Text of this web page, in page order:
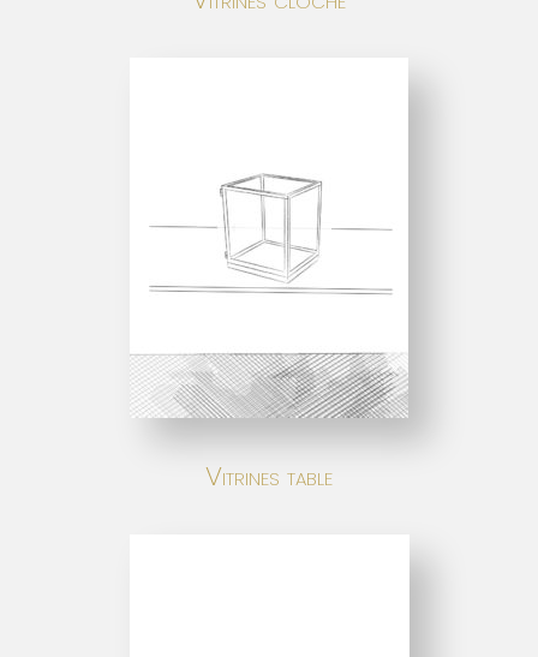
Vitrines table